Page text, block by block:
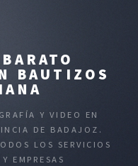
BAUTIZOS
Y VIDEO EN
DE BADAJOZ.
LOS SERVICIOS
EMPRESAS